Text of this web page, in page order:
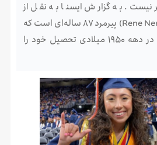
به گزارش ایسنا به نقل از
فاکس۳۱، “رنه نریا”( Rene Neria) پیرمرد ۸۷ ساله‌ای است که
بیش از نیم قرن پیش در دهه ۱۹۵۰ میلادی تحصیل خود را